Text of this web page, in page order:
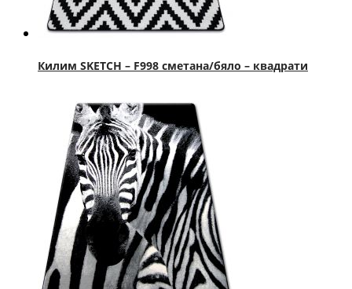
Килим SKETCH – F998 сметана/бяло – квадрати